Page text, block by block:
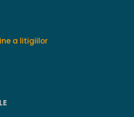
a litigiilor